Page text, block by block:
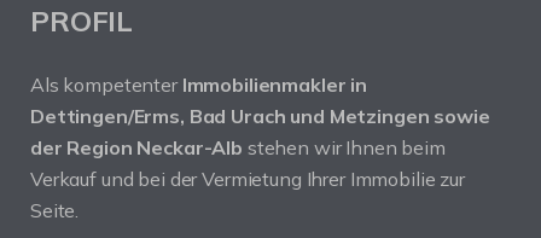
PROFIL
Als kompetenter Immobilienmakler in
Dettingen/Erms, Bad Urach und Metzingen sowie
der Region Neckar-Alb stehen wir Ihnen beim
Verkauf und bei der Vermietung Ihrer Immobilie zur
Seite.